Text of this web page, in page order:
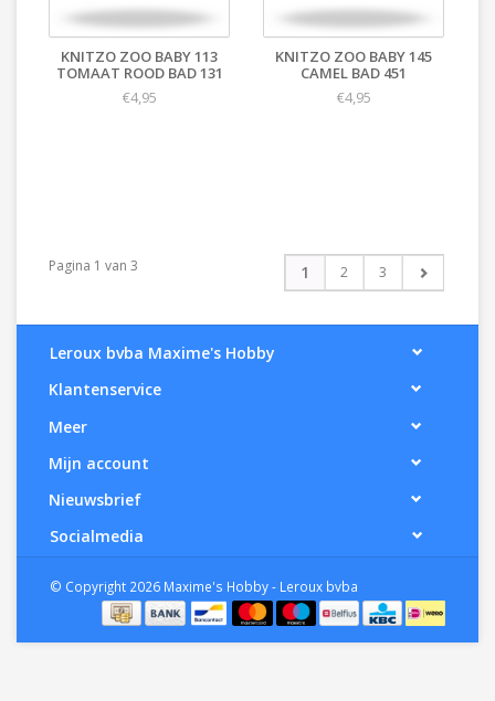
KNITZO ZOO BABY 113
TOMAAT ROOD BAD 131
€4,95
KNITZO ZOO BABY 145
CAMEL BAD 451
€4,95
Pagina 1 van 3 1 2 3
Leroux bvba Maxime's Hobby
Klantenservice
Meer
Mijn account
Nieuwsbrief
Socialmedia
© Copyright 2026 Maxime's Hobby - Leroux bvba